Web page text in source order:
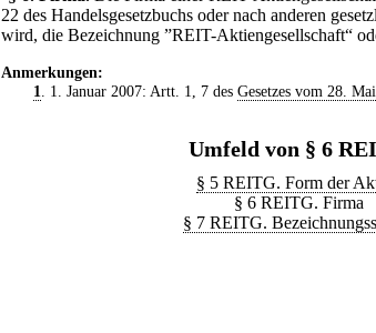
22 des Handelsgesetzbuchs oder nach anderen
wird, die Bezeichnung ”REIT-Aktiengesellschaft“
Anmerkungen:
1
. 1. Januar 2007: Artt. 1, 7 des Gesetzes vom 28.
Umfeld von § 6
§ 5 REITG. Form der
§ 6 REITG. Firma
§ 7 REITG.